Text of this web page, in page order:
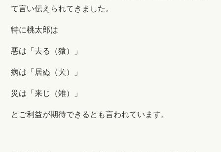
て言い伝えられてきました。
特に桃太郎は
悪は「去る（猿）」
病は「居ぬ（犬）」
災は「来じ（雉）」
とご利益が期待できるとも言われています。